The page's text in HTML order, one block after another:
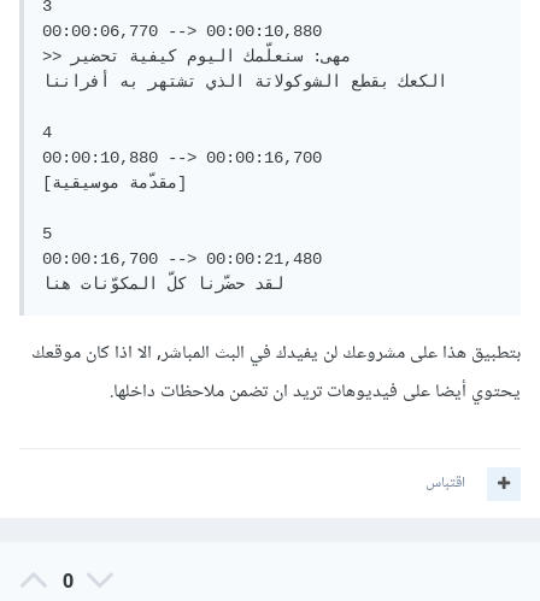
3
00:00:06,770 --> 00:00:10,880
>> مهى: سنعلّمك اليوم كيفية تحضير
الكعك بقطع الشوكولاتة الذي تشتهر به أفراننا
4
00:00:10,880 --> 00:00:16,700
[مقدّمة موسيقية]
5
00:00:16,700 --> 00:00:21,480
لقد حضّرنا كلّ المكوّنات هنا
بتطبيق هذا على مشروعك لن يفيدك في البث المباشر, الا اذا كان موقعك
يحتوي أيضا على فيديوهات تريد ان تضمن ملاحظات داخلها.
اقتباس
0